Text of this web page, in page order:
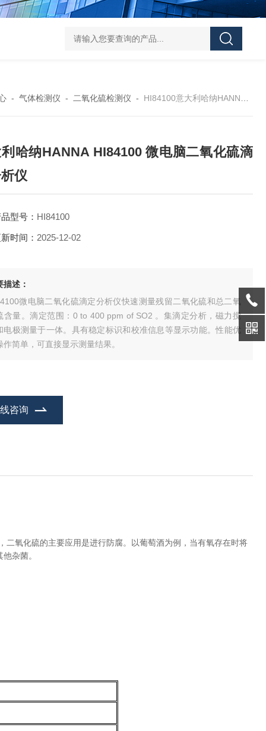
DS-50d韩国大成管道漏水检测仪 DS-50d韩国
- 气体检测仪 - 二氧化硫检测仪 - HI84100意大利哈纳HANNA HI84100 微电脑二氧化硫滴定分析仪
哈纳HANNA HI84100 微电脑二氧化硫滴
仪
型号： HI84100
时间： 2025-12-02
描述：
微电脑二氧化硫滴定分析仪快速测量残留二氧化硫和总二氧
含量。滴定范围：0 to 400 ppm of SO2 。集滴定分析，磁力搅
电极测量于一体。具有稳定标识和校准信息等显示功能。性能优
作简单，可直接显示测量结果。
咨询
氧化硫的主要应用是进行防腐。以葡萄酒为例，当有氧存在时将
杂菌。